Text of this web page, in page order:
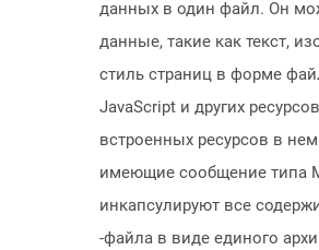
данных в один файл. Он
данные, такие как текст,
стиль страниц в форме
JavaScript и других
встроенных ресурсов в
имеющие сообщение типа
инкапсулируют все
-файла в виде единого